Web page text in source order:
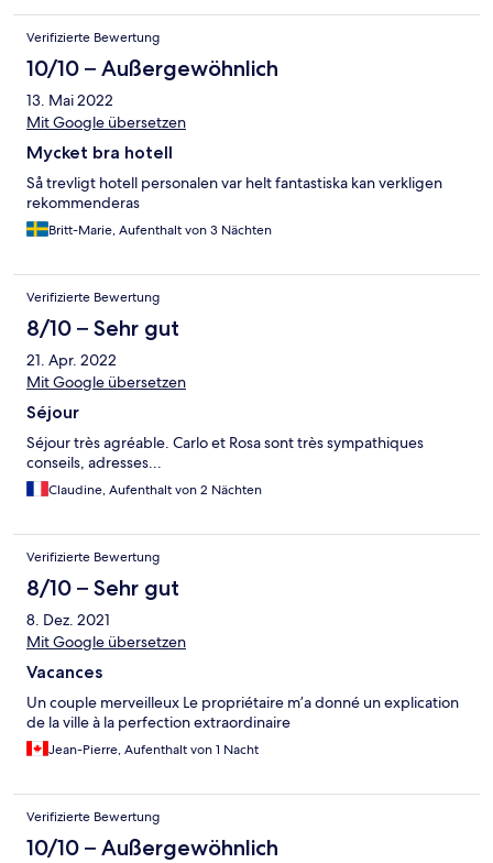
Verifizierte Bewertung
10/10 – Außergewöhnlich
13. Mai 2022
Mit Google übersetzen
Mycket bra hotell
Så trevligt hotell personalen var helt fantastiska kan verkligen
rekommenderas
Britt-Marie, Aufenthalt von 3 Nächten
Verifizierte Bewertung
8/10 – Sehr gut
21. Apr. 2022
Mit Google übersetzen
Séjour
Séjour très agréable. Carlo et Rosa sont très sympathiques
conseils, adresses...
Claudine, Aufenthalt von 2 Nächten
Verifizierte Bewertung
8/10 – Sehr gut
8. Dez. 2021
Mit Google übersetzen
Vacances
Un couple merveilleux Le propriétaire m’a donné un explication
de la ville à la perfection extraordinaire
Jean-Pierre, Aufenthalt von 1 Nacht
Verifizierte Bewertung
10/10 – Außergewöhnlich